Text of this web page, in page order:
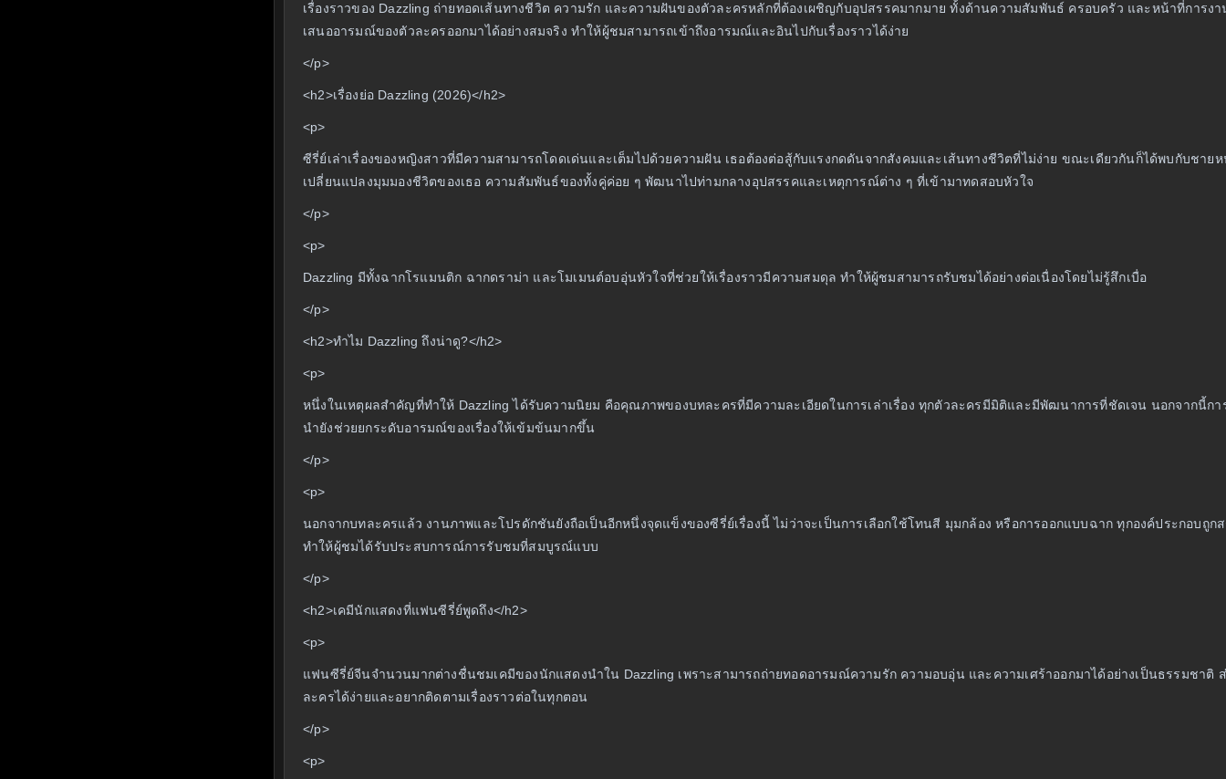
เรื่องราวของ Dazzling ถ่ายทอดเส้นทางชีวิต ความรัก และความฝันของตัวละครหลักที่ต้องเผชิญกับอุปสรรคมากมาย ทั้งด้านความสัมพันธ์ ครอบครัว และหน้าที่การง
เสนออารมณ์ของตัวละครออกมาได้อย่างสมจริง ทำให้ผู้ชมสามารถเข้าถึงอารมณ์และอินไปกับเรื่องราวได้ง่าย
</p>
<h2>เรื่องย่อ Dazzling (2026)</h2>
<p>
ซีรี่ย์เล่าเรื่องของหญิงสาวที่มีความสามารถโดดเด่นและเต็มไปด้วยความฝัน เธอต้องต่อสู้กับแรงกดดันจากสังคมและเส้นทางชีวิตที่ไม่ง่าย ขณะเดียวกันก็ได้พบกับชาย
เปลี่ยนแปลงมุมมองชีวิตของเธอ ความสัมพันธ์ของทั้งคู่ค่อย ๆ พัฒนาไปท่ามกลางอุปสรรคและเหตุการณ์ต่าง ๆ ที่เข้ามาทดสอบหัวใจ
</p>
<p>
Dazzling มีทั้งฉากโรแมนติก ฉากดราม่า และโมเมนต์อบอุ่นหัวใจที่ช่วยให้เรื่องราวมีความสมดุล ทำให้ผู้ชมสามารถรับชมได้อย่างต่อเนื่องโดยไม่รู้สึกเบื่อ
</p>
<h2>ทำไม Dazzling ถึงน่าดู?</h2>
<p>
หนึ่งในเหตุผลสำคัญที่ทำให้ Dazzling ได้รับความนิยม คือคุณภาพของบทละครที่มีความละเอียดในการเล่าเรื่อง ทุกตัวละครมีมิติและมีพัฒนาการที่ชัดเจน นอกจากนี้ก
นำยังช่วยยกระดับอารมณ์ของเรื่องให้เข้มข้นมากขึ้น
</p>
<p>
นอกจากบทละครแล้ว งานภาพและโปรดักชันยังถือเป็นอีกหนึ่งจุดแข็งของซีรี่ย์เรื่องนี้ ไม่ว่าจะเป็นการเลือกใช้โทนสี มุมกล้อง หรือการออกแบบฉาก ทุกองค์ประกอบถูก
ทำให้ผู้ชมได้รับประสบการณ์การรับชมที่สมบูรณ์แบบ
</p>
<h2>เคมีนักแสดงที่แฟนซีรี่ย์พูดถึง</h2>
<p>
แฟนซีรี่ย์จีนจำนวนมากต่างชื่นชมเคมีของนักแสดงนำใน Dazzling เพราะสามารถถ่ายทอดอารมณ์ความรัก ความอบอุ่น และความเศร้าออกมาได้อย่างเป็นธรรมชาติ
ละครได้ง่ายและอยากติดตามเรื่องราวต่อในทุกตอน
</p>
<p>